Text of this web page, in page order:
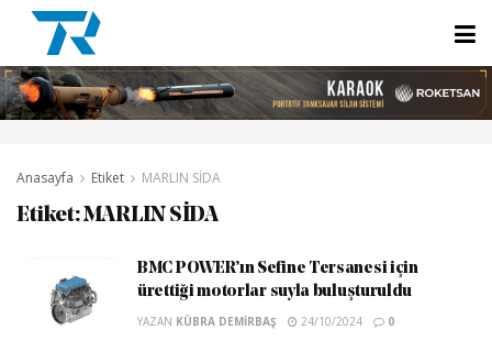
Anasayfa Etiket MARLIN SİDA
Etiket:MARLIN SİDA
BMC POWER’ın Sefine Tersanesi için
ürettiği motorlar suyla buluşturuldu
YAZAN KÜBRA DEMIRBAŞ 24/10/2024 0